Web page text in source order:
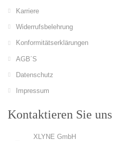
Karriere
Widerrufsbelehrung
Konformitätserklärungen
AGB´S
Datenschutz
Impressum
Kontaktieren Sie uns
XLYNE GmbH